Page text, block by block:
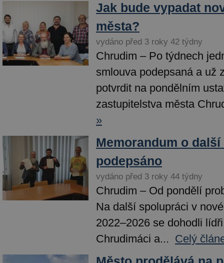
Jak bude vypadat
města?
vydáno před 3 roky 42 týdny
Chrudim – Po týdnech
smlouva podepsaná a už
potvrdit na pondělním
zastupitelstva města
»
Memorandum o
podepsáno
vydáno před 3 roky 44 týdny
Chrudim – Od pondělí
Na další spolupráci v
2022–2026 se dohodli
Chrudimáci a... Celý